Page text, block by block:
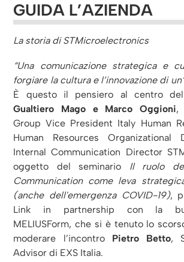
GUIDA L’AZIENDA
La storia di STMicroelectronics
“Una comunicazione strategica e
forgiare la cultura e l’innovazione di
È questo il pensiero al centro
Gualtiero Mago e Marco Oggioni,
Group Vice President Italy Human
Human Resources Organizational
Internal Communication Director
oggetto del seminario Il ruolo
Communication come leva
(anche dell'emergenza COVID-19),
Link in partnership con la
MELIUSForm, che si è tenuto lo
moderare l’incontro Pietro Betto,
Advisor di EXS Italia.